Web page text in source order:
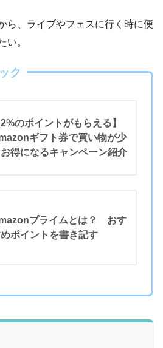
ら、ライブやフェスに行く時に便
い。
ク
2%のポイントがもらえる】
ギフト券で買い物が少
お得になるキャンペーン紹介
プライムとは？ おす
ポイントを書き記す